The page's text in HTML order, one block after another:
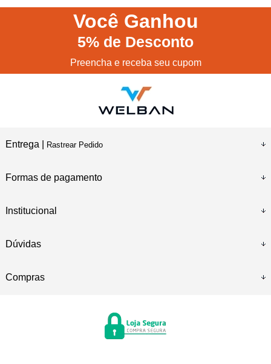
Você Ganhou
5% de Desconto
Preencha e receba seu cupom
Entrega | Rastrear Pedido
Formas de pagamento
Institucional
Dúvidas
Compras